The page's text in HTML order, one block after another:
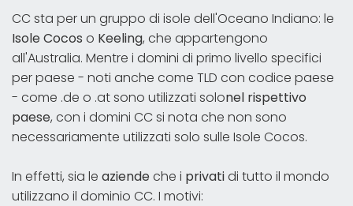
CC sta per un gruppo di isole dell'Oceano Indiano: le
Isole Cocos o Keeling, che appartengono
all'Australia. Mentre i domini di primo livello specifici
per paese - noti anche come TLD con codice paese
- come .de o .at sono utilizzati solonel rispettivo
paese, con i domini CC si nota che non sono
necessariamente utilizzati solo sulle Isole Cocos.
In effetti, sia le aziendeche i privatidi tutto il mondo
utilizzano il dominio CC. I motivi: